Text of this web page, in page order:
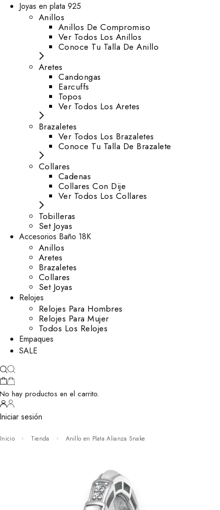
Joyas en plata 925
Anillos
Anillos De Compromiso
Ver Todos Los Anillos
Conoce Tu Talla De Anillo
Aretes
⁠Candongas
Earcuffs
Topos
Ver Todos Los Aretes
Brazaletes
Ver Todos Los Brazaletes
Conoce Tu Talla De Brazalete
Collares
Cadenas
Collares Con Dije
Ver Todos Los Collares
Tobilleras
Set Joyas
Accesorios Baño 18K
Anillos
Aretes
Brazaletes
Collares
Set Joyas
Relojes
Relojes Para Hombres
Relojes Para Mujer
Todos Los Relojes
Empaques
SALE
hay productos en el carrito.
sesión
Inicio Tienda Anillo en Plata Alianza Snake